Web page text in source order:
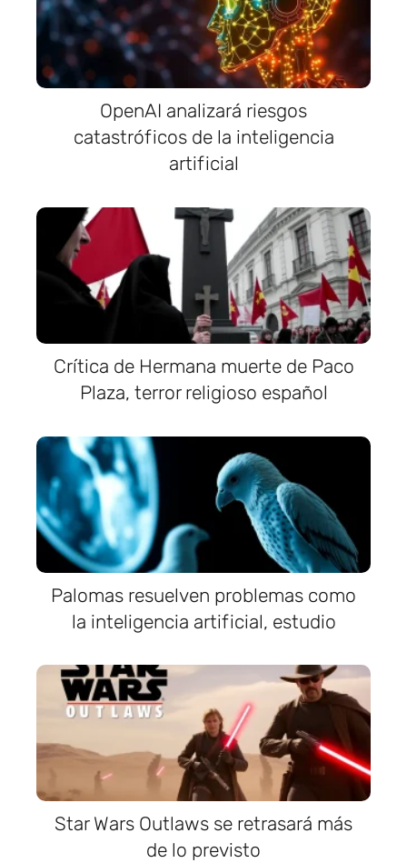
OpenAI analizará riesgos
catastróficos de la inteligencia
artificial
Crítica de Hermana muerte de Paco
Plaza, terror religioso español
Palomas resuelven problemas como
la inteligencia artificial, estudio
Star Wars Outlaws se retrasará más
de lo previsto